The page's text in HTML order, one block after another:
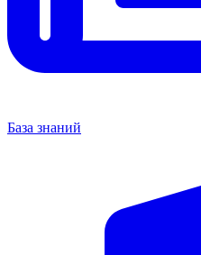
База знаний